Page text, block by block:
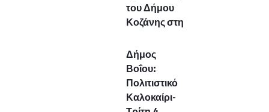
του Δήμου
Κοζάνης στη
Δήμος
Βοΐου:
Πολιτιστικό
Καλοκαίρι-